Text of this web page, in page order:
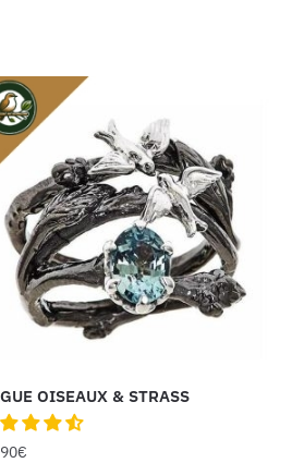
OISEAUX & STRASS
€